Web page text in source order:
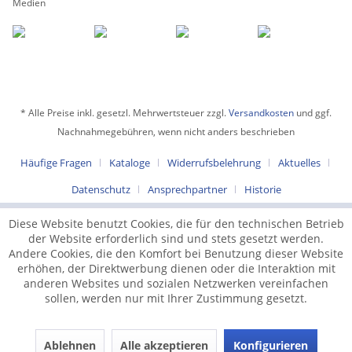
(Andalusien) - La pajarera
(Argentinien)
* Alle Preise inkl. gesetzl. Mehrwertsteuer zzgl.Versandkosten und ggf.
Nachnahmegebühren, wenn nicht anders beschrieben
Häufige Fragen Kataloge Widerrufsbelehrung
Aktuelles
Datenschutz
Ansprechpartner Historie
Diese Website benutzt Cookies, die für den technischen Betrieb
der Website erforderlich sind und stets gesetzt werden.
Andere Cookies, die den Komfort bei Benutzung dieser Website
erhöhen, der Direktwerbung dienen oder die Interaktion mit
anderen Websites und sozialen Netzwerken vereinfachen
sollen, werden nur mit Ihrer Zustimmung gesetzt.
Ablehnen Alle akzeptieren Konfigurieren